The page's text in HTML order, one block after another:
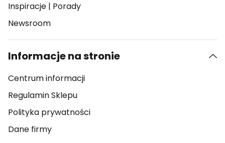
Inspiracje | Porady
Newsroom
Informacje na stronie
Centrum informacji
Regulamin Sklepu
Polityka prywatności
Dane firmy